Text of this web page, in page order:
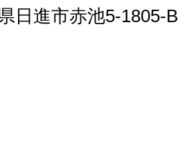
日進市赤池5-1805-B